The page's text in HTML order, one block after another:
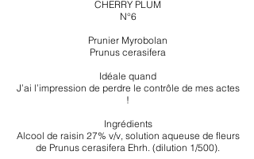
CHERRY PLUM
N°6
Prunier Myrobolan
Prunus cerasifera
Idéale quand
J’ai l’impression de perdre le contrôle de mes actes
!
Ingrédients
Alcool de raisin 27% v/v, solution aqueuse de fleurs
de Prunus cerasifera Ehrh. (dilution 1/500).